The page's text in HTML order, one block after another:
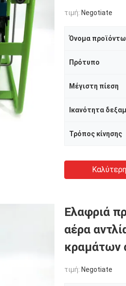
τιμή: Negotiate
Όνομα
Πρότυπο
Μέγιστη πίεση
Τρόπος κίνησης
Ελαφριά
αέρα
κραμάτων
τιμή: Negotiate